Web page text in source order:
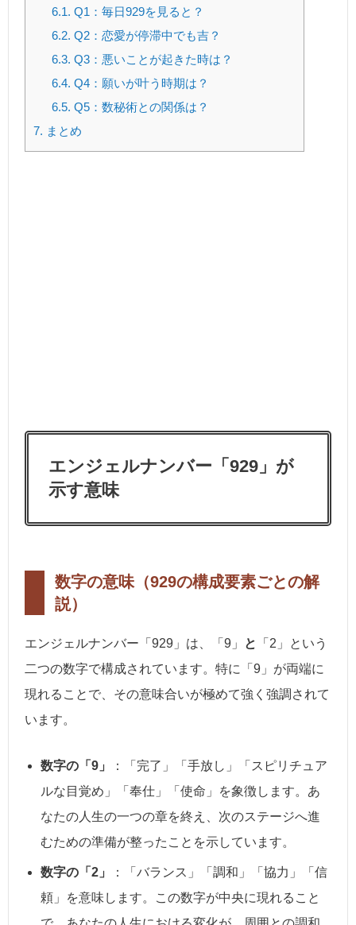
6.1. Q1：毎日929を見ると？
6.2. Q2：恋愛が停滞中でも吉？
6.3. Q3：悪いことが起きた時は？
6.4. Q4：願いが叶う時期は？
6.5. Q5：数秘術との関係は？
7. まとめ
エンジェルナンバー「929」が
示す意味
数字の意味（929の構成要素ごとの解
説）
エンジェルナンバー「929」は、「9」 と
「2」という
二つの数字で構成されています。特に「9」が両端に
現れることで、その意味合いが極めて強く強調されて
います。
数字の「9」
：「完了」「手放し」「スピリチュア
ルな目覚め」「奉仕」「使命」を象徴します。あ
なたの人生の一つの章を終え、次のステージへ進
むための準備が整ったことを示しています。
数字の「2」
：「バランス」「調和」「協力」「信
頼」を意味します。この数字が中央に現れること